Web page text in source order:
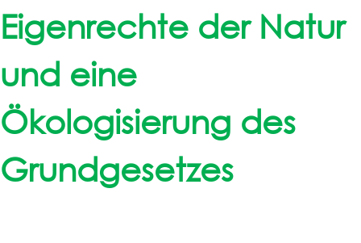
Eigenrechte der Natur
und eine
Ökologisierung des
Grundgesetzes